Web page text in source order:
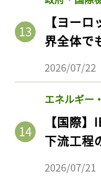
【ヨー
界全体で
2026/07/22
エネルギー
【国際
下流工程
2026/07/21